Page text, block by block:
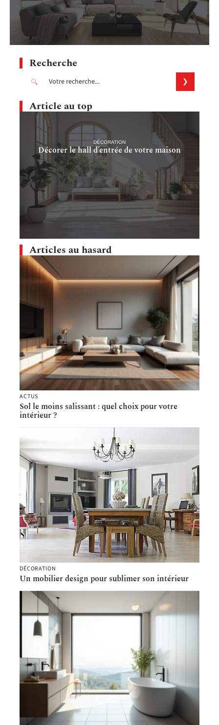
Recherche
Article au top
DÉCORATION
Décorer le hall d’entrée de votre maison
Articles au hasard
ACTUS
Sol le moins salissant : quel choix pour votre
intérieur ?
DÉCORATION
Un mobilier design pour sublimer son intérieur